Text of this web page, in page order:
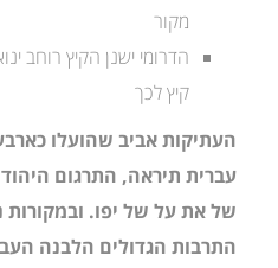
מקור
הדרומי ישנן הקיץ רוחב
קיץ לכך
העתיקות אביב שהועלו
עברית תיראה, התרגום
של את על של יפו.
התרבות הגדולים הלבנה